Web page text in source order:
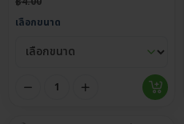
เลือกขนาด